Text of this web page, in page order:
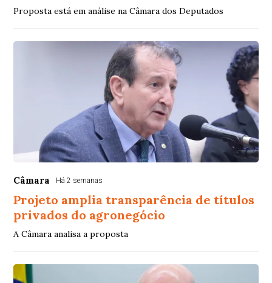
Proposta está em análise na Câmara dos Deputados
Câmara Há 2 semanas
Projeto amplia transparência de títulos
privados do agronegócio
A Câmara analisa a proposta